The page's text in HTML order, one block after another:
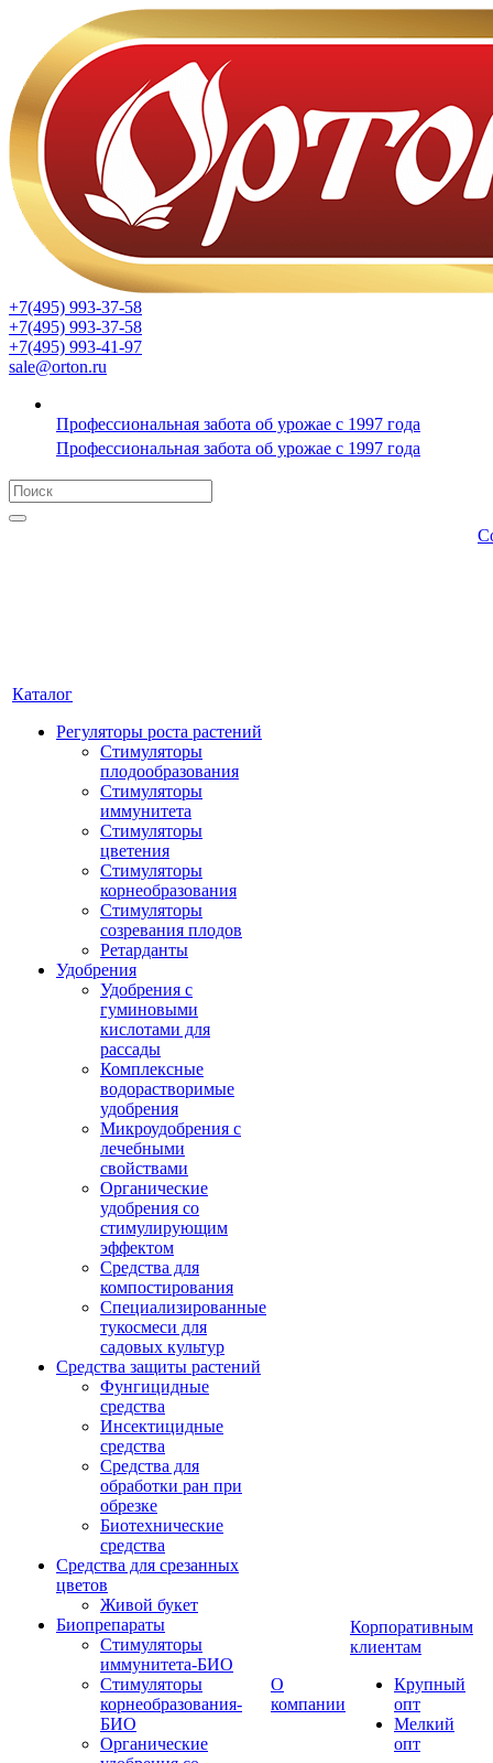
+7(495) 993-37-58
+7(495) 993-37-58
+7(495) 993-41-97
sale@orton.ru
Профессиональная забота об урожае с 1997 года
Профессиональная забота об урожае с 1997 года
Каталог
Регуляторы роста растений
Стимуляторы
плодообразования
Стимуляторы
иммунитета
Стимуляторы
цветения
Стимуляторы
корнеобразования
Стимуляторы
созревания плодов
Ретарданты
Удобрения
Удобрения с
гуминовыми
кислотами для
рассады
Комплексные
водорастворимые
удобрения
Микроудобрения с
лечебными
свойствами
Органические
удобрения со
стимулирующим
эффектом
Средства для
компостирования
Специализированные
тукосмеси для
садовых культур
Средства защиты растений
Фунгицидные
средства
Инсектицидные
средства
Средства для
обработки ран при
обрезке
Биотехнические
средства
Средства для срезанных
цветов
Живой букет
Биопрепараты
Стимуляторы
иммунитета-БИО
Стимуляторы
корнеобразования-
БИО
Органические
О
компании
Корпоративным
клиентам
Крупный
опт
Мелкий
опт